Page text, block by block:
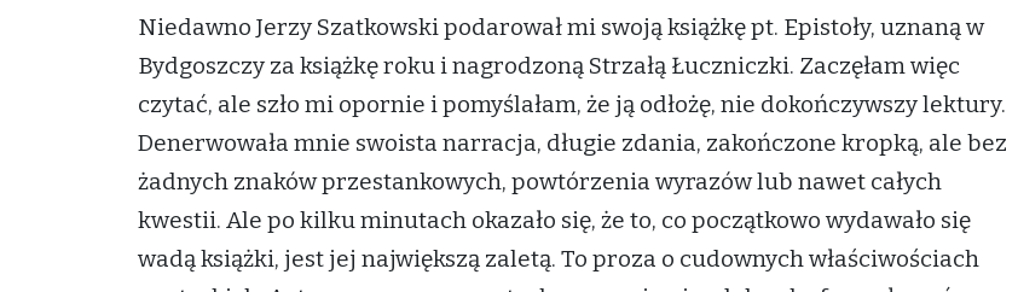
Niedawno Jerzy Szatkowski podarował mi swoją książkę pt. Epistoły, uznaną w
Bydgoszczy za książkę roku i nagrodzoną Strzałą Łuczniczki. Zaczęłam więc
czytać, ale szło mi opornie i pomyślałam, że ją odłożę, nie dokończywszy lektury.
Denerwowała mnie swoista narracja, długie zdania, zakończone kropką, ale bez
żadnych znaków przestankowych, powtórzenia wyrazów lub nawet całych
kwestii. Ale po kilku minutach okazało się, że to, co początkowo wydawało się
wadą książki, jest jej największą zaletą. To proza o cudownych właściwościach